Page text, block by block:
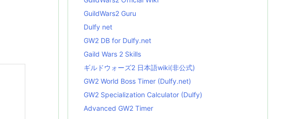
GuildWars2 Guru
Dulfy net
GW2 DB for Dulfy.net
Gaild Wars 2 Skills
ギルドウォーズ2 日本語wiki(非公式)
GW2 World Boss Timer (Dulfy.net)
GW2 Specialization Calculator (Dulfy)
Advanced GW2 Timer